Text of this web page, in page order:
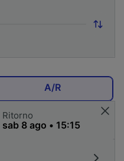
A/R
Ritorno